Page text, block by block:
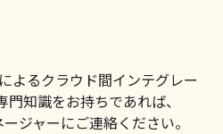
よるクラウド間インテグレー
知識をお持ちであれば、
ジャーにご連絡ください。